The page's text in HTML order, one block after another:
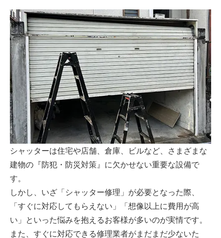
シャッターは住宅や店舗、倉庫、ビルなど、さまざまな
建物の『防犯・防災対策』に欠かせない重要な設備で
す。
しかし、いざ「シャッター修理」が必要となった際、
「すぐに対応してもらえない」「想像以上に費用が高
い」といった悩みを抱えるお客様が多いのが実情です。
また、すぐに対応できる修理業者がまだまだ少ないた